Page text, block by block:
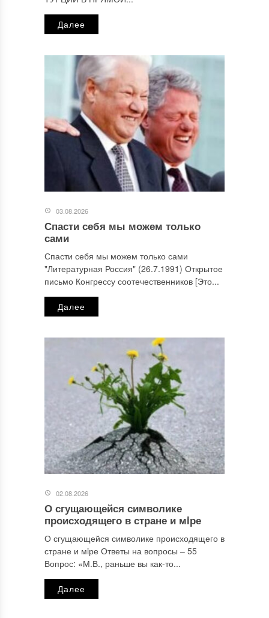
Далее
03.08.2026
Спасти себя мы можем только
сами
Спасти себя мы можем только сами
"Литературная Россия" (26.7.1991) Открытое
письмо Конгрессу соотечественников [Это...
Далее
02.08.2026
О сгущающейся символике
происходящего в стране и мiре
О сгущающейся символике происходящего в
стране и мiре Ответы на вопросы ‒ 55
Вопрос: «М.В., раньше вы как-то...
Далее